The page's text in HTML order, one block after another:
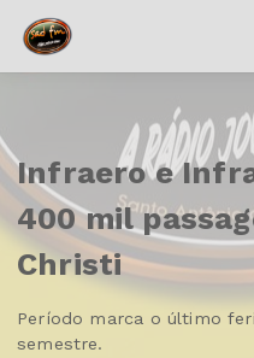
Infraero e
400 mil
Christi
Período marca o último
semestre.